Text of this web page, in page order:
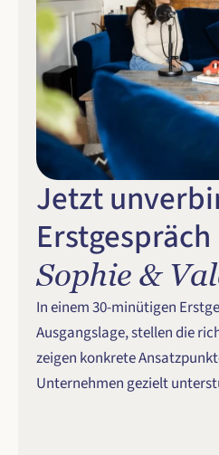
Jetzt
Sophie &
In einem 30‑minütigen
Ausgangslage, stellen die
zeigen konkrete
Unternehmen gezielt